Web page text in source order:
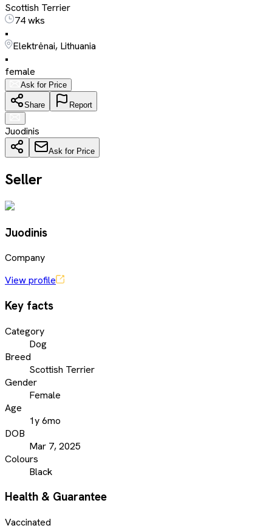
Scottish Terrier
74 wks
•
Elektrėnai, Lithuania
•
female
Ask for Price
Share Report
Juodinis
Ask for Price
Seller
Juodinis
Company
View profile
Key facts
Category
Dog
Breed
Scottish Terrier
Gender
Female
Age
1y 6mo
DOB
Mar 7, 2025
Colours
Black
Health & Guarantee
Vaccinated